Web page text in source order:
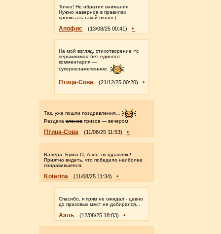
Точно! Не обратил внимания.
Нужно наверное в правилах
прописать такой нюанс)
Апофис (13/08/25 00:41) •
На мой взгляд, стихотворение «с
пёрышком»» без единого
комментария —
супернезамеченное.
Птица-Сова (21/12/25 00:20) •
Так, уже пошли поздравления…
Раздачаслоновпризов — вечером.
Птица-Сова (11/08/25 11:53) •
Валера, Буква О, Аэль, поздравляю!
Приятно видеть, что победило наиболее
понравившееся.
Koterina (11/08/25 11:34) •
Спасибо, я прям не ожидал - давно
до призовых мест не добирался...
Аэль (12/08/25 18:03) •